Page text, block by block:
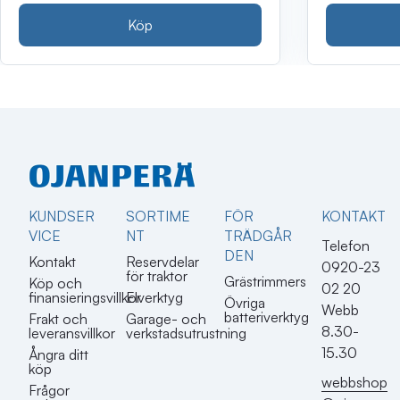
Köp
KUNDSER
VICE
Kontakt
Köp och
finansieringsvillkor
Frakt och
leveransvillkor
Ångra ditt
köp
Frågor
SORTIME
NT
Reservdelar
för traktor
Elverktyg
Garage- och
verkstadsutrustning
FÖR
TRÄDGÅR
DEN
Grästrimmers
Övriga
batteriverktyg
KONTAKT​
Telefon
0920-23
02 20
Webb
8.30-
15.30
webbshop